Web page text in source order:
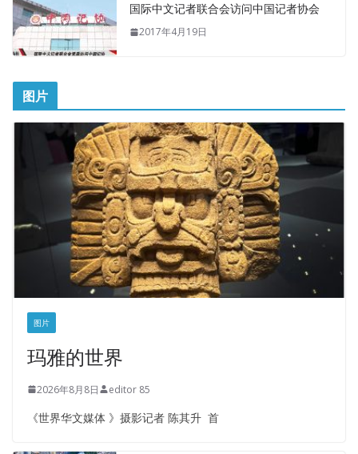
国际中文记者联合会访问中国记者协会
2017年4月19日
图片
图片
玛雅的世界
2026年8月8日 editor 85
《世界华文媒体 》摄影记者 陈其升 首